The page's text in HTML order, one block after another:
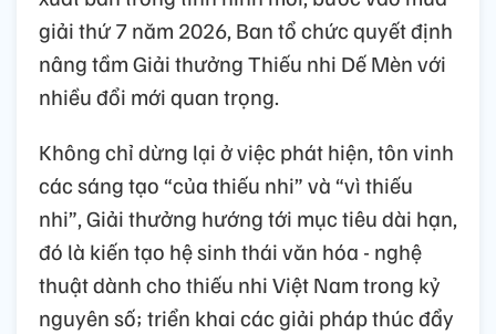
giải thứ 7 năm 2026, Ban tổ chức quyết định
nâng tầm Giải thưởng Thiếu nhi Dế Mèn với
nhiều đổi mới quan trọng.
Không chỉ dừng lại ở việc phát hiện, tôn vinh
các sáng tạo “của thiếu nhi” và “vì thiếu
nhi”, Giải thưởng hướng tới mục tiêu dài hạn,
đó là kiến tạo hệ sinh thái văn hóa - nghệ
thuật dành cho thiếu nhi Việt Nam trong kỷ
nguyên số; triển khai các giải pháp thúc đẩy